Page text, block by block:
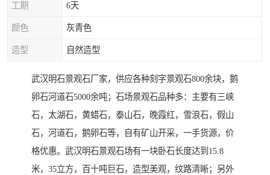
工期 6天
颜色 灰青色
造型 自然造型
武汉明石景观石厂家，供应各种刻字景观石800余块，鹅
卵石河道石5000余吨；石场景观石品种多：主要有三峡
石，太湖石，黄蜡石，泰山石，晚霞红，雪浪石，假山
石，河道石，鹅卵石等，自有矿山开采，一手货源，价
格优惠。武汉明石景观石场有一块卧石长度达到15.8
米，35立方，百十吨巨石，造型美观，纹路清晰；另外